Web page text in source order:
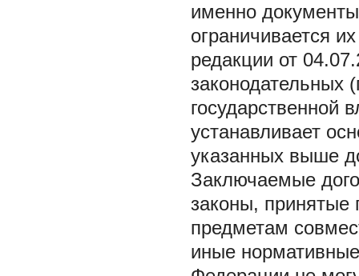
именно
ограничивается
редакции от
законодательных
государственной
устанавливает
указанных выше
Заключаемые
законы, принятые
предметам
иные